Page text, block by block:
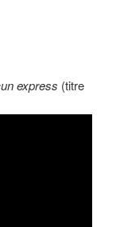
express (titre